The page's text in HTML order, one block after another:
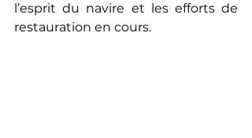
l’esprit du navire et les efforts de
restauration en cours.